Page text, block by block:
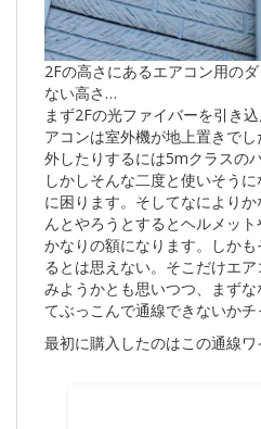
2Fの高さにあるエアコン用の
ない高さ…
まず2Fの光ファイバーを引き
アコンは室外機が地上置きで
外したりするには5mクラスの
しかしそんな二度と使いそう
に困ります。そしてなにより
んとやろうとするとヘルメッ
かなりの額になります。しか
るとは思えない。そこだけエ
みようかとも思いつつ、まず
てぶっこんで通線できないかチ
最初に購入したのはこの通線ワ